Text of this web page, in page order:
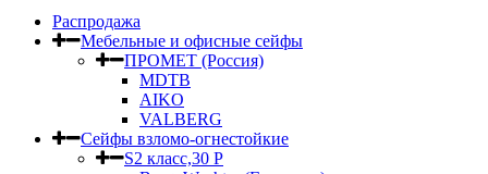
Распродажа
Мебельные и офисные сейфы
ПРОМЕТ (Россия)
MDTB
AIKO
VALBERG
Сейфы взломо-огнестойкие
S2 класс,30 Р